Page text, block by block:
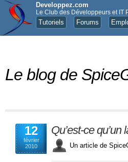
Developpez.com
Le Club des Développeurs et IT
Tutoriels Forums
Le blog de
12
février
2010
Qu’est-ce
Un article de